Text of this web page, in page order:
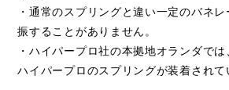
・通常のスプリングと違い一定のバネ
振することがありません。
・ハイパープロ社の本拠地オランダで
ハイパープロのスプリングが装着されて